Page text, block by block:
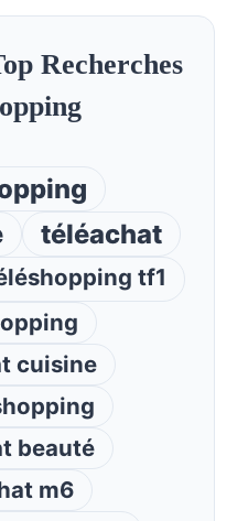
Recherches
téléachat
tf1
cuisine
beauté
m6